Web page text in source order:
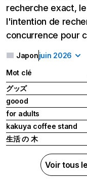
recherche exact,
l'intention de
concurrence pour
Japonjuin 2026
Mot clé
グッズ
goood
for adults
kakuya coffee stand
生活 の 木
Voir tous